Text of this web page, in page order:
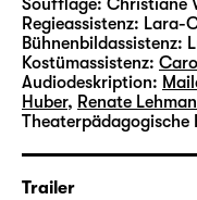
Soufflage: Christiane
Regieassistenz: Lara-
Bühnenbildassistenz:
Kostümassistenz:
Audiodeskription:
Huber, Renate
Theaterpädagogische
Trailer